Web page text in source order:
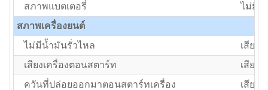
สภาพแบตเตอรี่
ไม่มีแ
สภาพเครื่องยนต์
ไม่มีน้ำมันรั่วไหล
เสีย/ต้
เสียงเครื่องตอนสตาร์ท
เสีย/ต้
ควันที่ปล่อยออกมาตอนสตาร์ทเครื่อง
เสีย/ต้